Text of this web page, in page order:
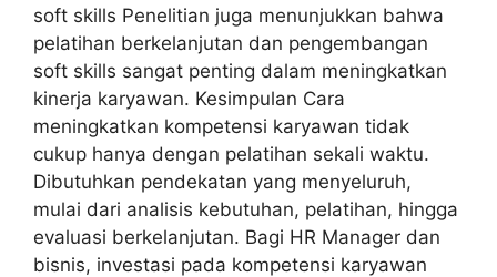
soft skills Penelitian juga menunjukkan bahwa
pelatihan berkelanjutan dan pengembangan
soft skills sangat penting dalam meningkatkan
kinerja karyawan. Kesimpulan Cara
meningkatkan kompetensi karyawan tidak
cukup hanya dengan pelatihan sekali waktu.
Dibutuhkan pendekatan yang menyeluruh,
mulai dari analisis kebutuhan, pelatihan, hingga
evaluasi berkelanjutan. Bagi HR Manager dan
bisnis, investasi pada kompetensi karyawan